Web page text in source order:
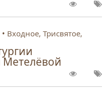
Входное, Трисвятое,
Метелёвой